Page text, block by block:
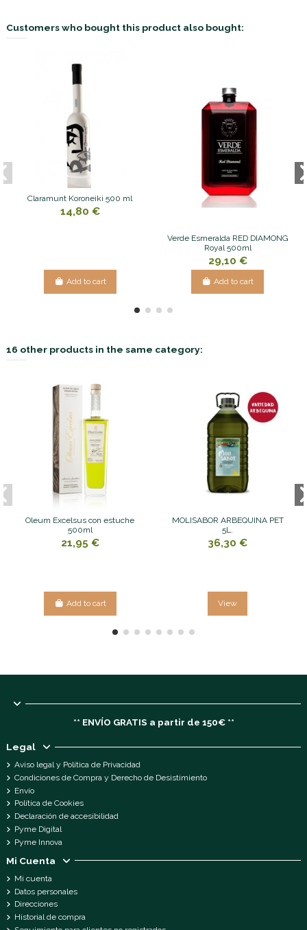
Customers who bought this product also bought:
Claramunt Koroneiki 500 ml
14,80 €
Add to cart
Verde Esmeralda RED DIAMONG
Royal 500ml
29,10 €
Add to cart
16 other products in the same category:
Oleum Excelsus con estuche
500ml
21,95 €
Add to cart
MOLISABOR ARBEQUINA PET
5L.
36,30 €
View
** ENVÍO GRATIS a partir de 150€ **
Legal
Aviso legal y Política de Privacidad
Condiciones de Compra y Derecho de Desistimiento
Envío
Política de Cookies
Declaración de accesibilidad
Pyme Digital
Pyme Innova
Mi Cuenta
Mi cuenta
Datos personales
Direcciones
Historial de compra